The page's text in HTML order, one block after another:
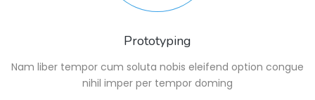
Prototyping
Nam liber tempor cum soluta nobis eleifend option congue
nihil imper per tempor doming